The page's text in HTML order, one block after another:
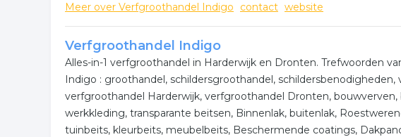
Meer over Verfgroothandel Indigo
contact website
Verfgroothandel Indigo
Alles-in-1 verfgroothandel in Harderwijk en Dronten. Trefwoorden
Indigo : groothandel, schildersgroothandel, schildersbenodigheden,
verfgroothandel Harderwijk, verfgroothandel Dronten, bouwverven,
werkkleding, transparante beitsen, Binnenlak, buitenlak,
tuinbeits, kleurbeits, meubelbeits, Beschermende coatings,